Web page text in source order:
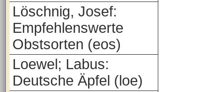
Löschnig, Josef:
Empfehlenswerte
Obstsorten (eos)
Loewel; Labus:
Deutsche Äpfel (loe)